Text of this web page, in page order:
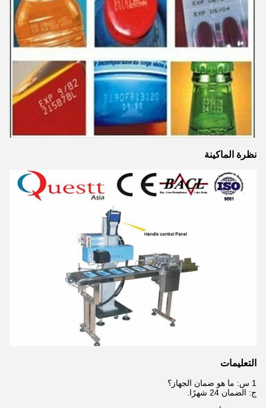
نظرة الماكينة
التعليمات
1 س: ما هو ضمان الجهاز؟
ج: الضمان 24 شهرًا.